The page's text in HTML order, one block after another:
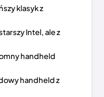
klasyk z
Intel, ale z
handheld
handheld z